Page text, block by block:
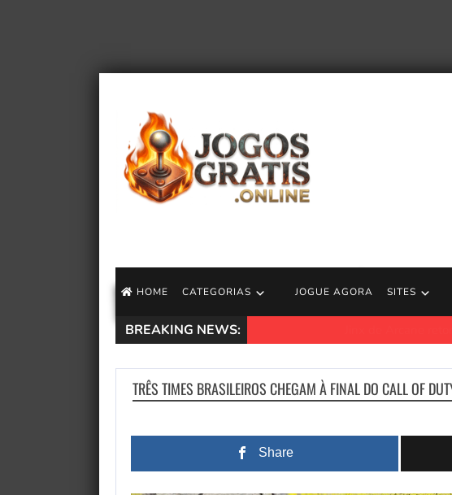
HOME CATEGORIAS JOGUE AGORA SITES
BREAKING NEWS:
TRÊS TIMES BRASILEIROS CHEGAM À FINAL DO CALL OF
Share